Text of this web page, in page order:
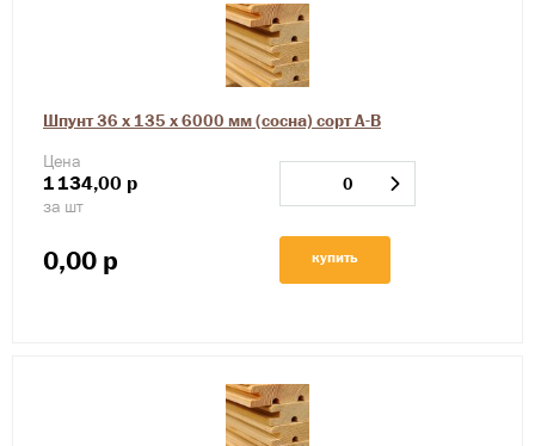
Шпунт 36 х 135 х 6000 мм (сосна) сорт А-В
Цена
1134,00 р
за шт
0,00 р купить